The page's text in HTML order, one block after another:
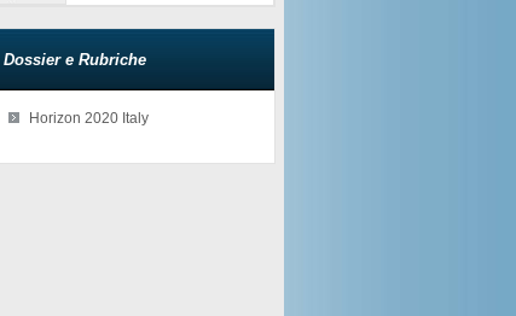
Dossier e Rubriche
Horizon 2020 Italy